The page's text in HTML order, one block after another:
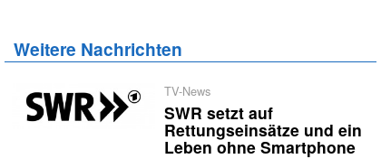
Weitere Nachrichten
TV-News
SWR setzt auf
Rettungseinsätze und ein
Leben ohne Smartphone